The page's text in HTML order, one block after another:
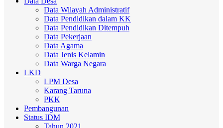
Data Wilayah Administratif
Data Pendidikan dalam KK
Data Pendidikan Ditempuh
Data Pekerjaan
Data Agama
Data Jenis Kelamin
Data Warga Negara
LKD
LPM Desa
Karang Taruna
PKK
Pembangunan
Status IDM
Tahun 2021